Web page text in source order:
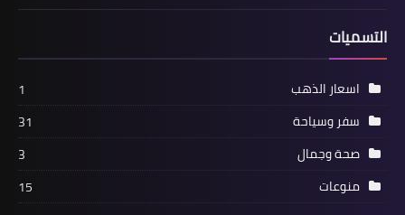
التسميات
اسعار الذهب
1
سفر وسياحة
31
صحة وجمال
3
منوعات
15